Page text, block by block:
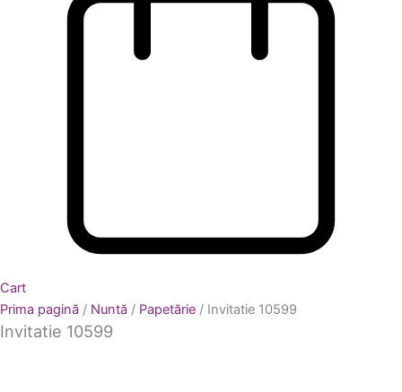
Cart
Prima pagină / Nuntă / Papetărie / Invitatie 10599
Invitatie 10599